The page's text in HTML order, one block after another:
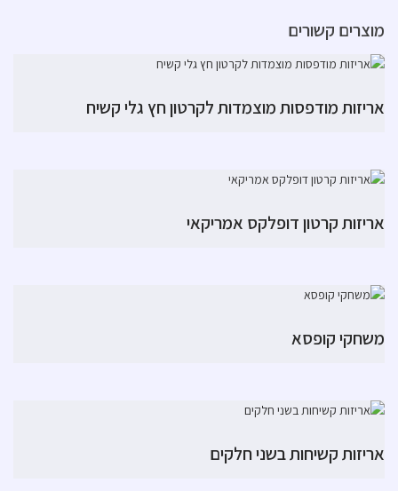
מוצרים קשורים
אריזות מודפסות מוצמדות לקרטון חץ גלי קשיח
אריזות קרטון דופלקס אמריקאי
משחקי קופסא
אריזות קשיחות בשני חלקים